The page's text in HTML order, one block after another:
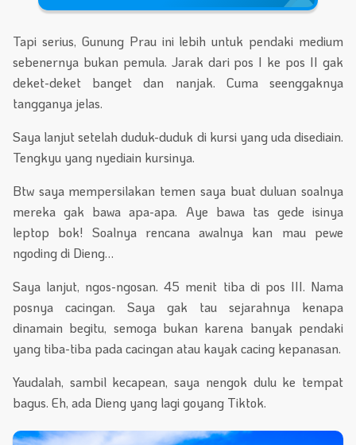
Tapi serius, Gunung Prau ini lebih untuk pendaki medium
sebenernya bukan pemula. Jarak dari pos I ke pos II gak
deket-deket banget dan nanjak. Cuma seenggaknya
tangganya jelas.
Saya lanjut setelah duduk-duduk di kursi yang uda disediain.
Tengkyu yang nyediain kursinya.
Btw saya mempersilakan temen saya buat duluan soalnya
mereka gak bawa apa-apa. Aye bawa tas gede isinya
leptop bok! Soalnya rencana awalnya kan mau pewe
ngoding di Dieng…
Saya lanjut, ngos-ngosan. 45 menit tiba di pos III. Nama
posnya cacingan. Saya gak tau sejarahnya kenapa
dinamain begitu, semoga bukan karena banyak pendaki
yang tiba-tiba pada cacingan atau kayak cacing kepanasan.
Yaudalah, sambil kecapean, saya nengok dulu ke tempat
bagus. Eh, ada Dieng yang lagi goyang Tiktok.